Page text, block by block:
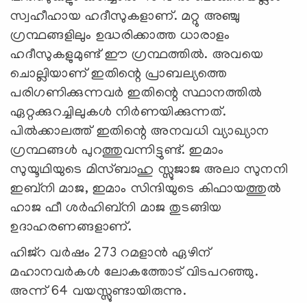
സ്വഹീഹായ ഹദീസുകളാണ്. മറ്റു അഞ്ചു
ഗ്രന്ഥങ്ങളിലും ഉദ്ധരിക്കാത്ത ധാരാളം
ഹദീസുകളുമുണ്ട് ഈ ഗ്രന്ഥത്തില്‍. അവയെ
ചൊല്ലിയാണ് ഇതിന്റെ പ്രാബല്യത്തെ
പരിഗണിക്കുന്നവര്‍ ഇതിന്റെ സ്ഥാനത്തില്‍
ഏറ്റക്കുറച്ചിലുകള്‍ നിര്‍ണയിക്കുന്നത്.
പില്‍ക്കാലത്ത് ഇതിന്റെ അനവധി വ്യാഖ്യാന
ഗ്രന്ഥങ്ങള്‍ പുറത്തുവന്നിട്ടുണ്ട്. ഇമാം
സുയൂഥിയുടെ മിസ്ബാഹു സ്സുജാജ അലാ സുനനി
ഇബ്‌നി മാജ, ഇമാം സിന്ദിയുടെ കിഫായത്തുല്‍
ഹാജ ഫീ ശര്‍ഹിബ്‌നി മാജ തുടങ്ങിയ
ഉദാഹരണങ്ങളാണ്.
ഹിജ്‌റ വര്‍ഷം 273 റമളാന്‍ ഏഴിന്
മഹാനവര്‍കള്‍ ലോകത്തോട് വിടപറഞ്ഞു.
അന്ന് 64 വയസ്സുണ്ടായിരുന്നു.